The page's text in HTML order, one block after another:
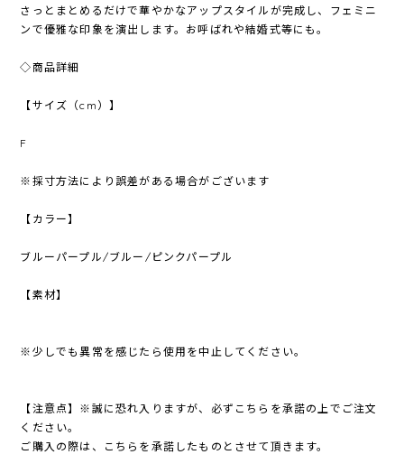
さっとまとめるだけで華やかなアップスタイルが完成し、フェミニ
ンで優雅な印象を演出します。お呼ばれや結婚式等にも。
◇商品詳細
【サイズ（cm）】
F
※採寸方法により誤差がある場合がございます
【カラー】
ブルーパープル/ブルー/ピンクパープル
【素材】
※少しでも異常を感じたら使用を中止してください。
【注意点】※誠に恐れ入りますが、必ずこちらを承諾の上でご注文
ください。
ご購入の際は、こちらを承諾したものとさせて頂きます。